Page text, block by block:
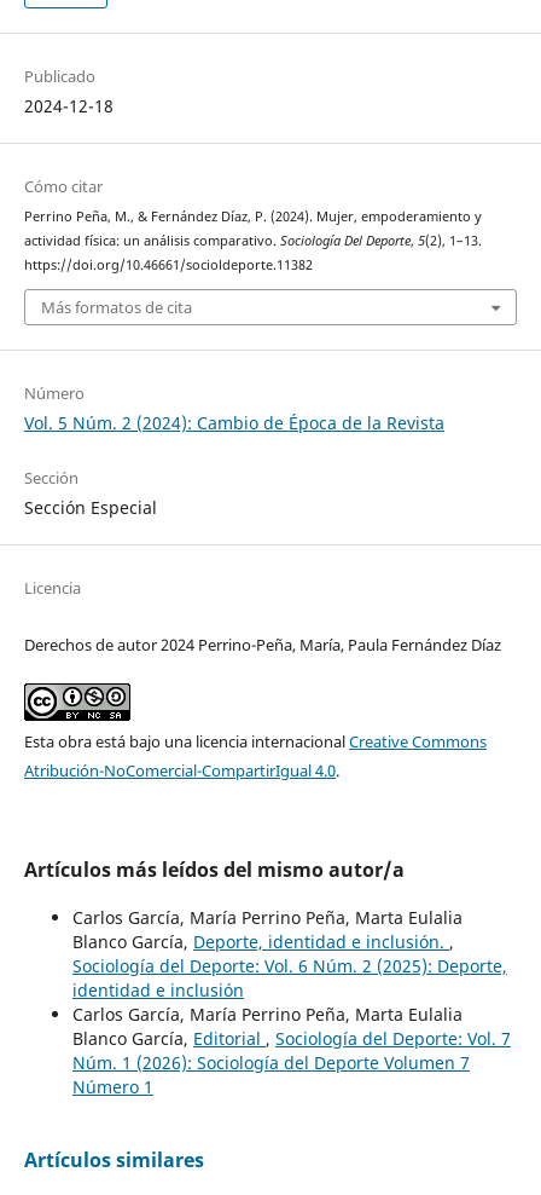
Publicado
2024-12-18
Cómo citar
Perrino Peña, M., & Fernández Díaz, P. (2024). Mujer, empoderamiento y
actividad física: un análisis comparativo. Sociología Del Deporte, 5(2), 1–13.
https://doi.org/10.46661/socioldeporte.11382
Más formatos de cita
Número
Vol. 5 Núm. 2 (2024): Cambio de Época de la Revista
Sección
Sección Especial
Licencia
Derechos de autor 2024 Perrino-Peña, María, Paula Fernández Díaz
Esta obra está bajo una licencia internacionalCreative Commons
Atribución-NoComercial-CompartirIgual 4.0.
Artículos más leídos del mismo autor/a
Carlos García, María Perrino Peña, Marta Eulalia
Blanco García, Deporte, identidad e inclusión. ,
Sociología del Deporte: Vol. 6 Núm. 2 (2025): Deporte,
identidad e inclusión
Carlos García, María Perrino Peña, Marta Eulalia
Blanco García, Editorial , Sociología del Deporte: Vol. 7
Núm. 1 (2026): Sociología del Deporte Volumen 7
Número 1
Artículos similares